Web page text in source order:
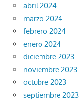
abril 2024
marzo 2024
febrero 2024
enero 2024
diciembre 2023
noviembre 2023
octubre 2023
septiembre 2023